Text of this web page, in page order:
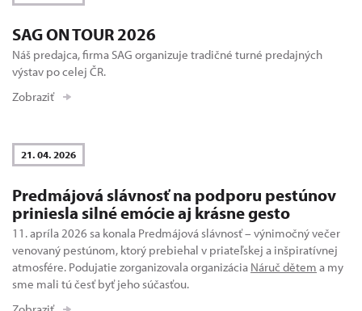
SAG ON TOUR 2026
Náš predajca, firma SAG organizuje tradičné turné predajných
výstav po celej ČR.
Zobraziť
21. 04. 2026
Predmájová slávnosť na podporu pestúnov
priniesla silné emócie aj krásne gesto
11. apríla 2026 sa konala Predmájová slávnosť – výnimočný večer
venovaný pestúnom, ktorý prebiehal v priateľskej a inšpiratívnej
atmosfére. Podujatie zorganizovala organizácia Náruč dětem a my
sme mali tú česť byť jeho súčasťou.